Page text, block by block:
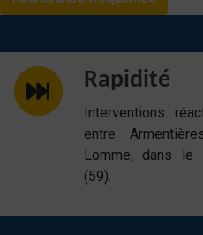
Rapidité
Interventions
entre
Lomme, dans le
(59).